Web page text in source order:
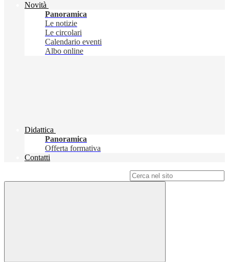
Novità
Panoramica
Le notizie
Le circolari
Calendario eventi
Albo online
Didattica
Panoramica
Offerta formativa
Contatti